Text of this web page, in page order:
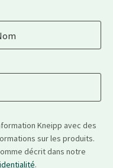
Kneipp avec des
sur les produits.
décrit dans notre
.